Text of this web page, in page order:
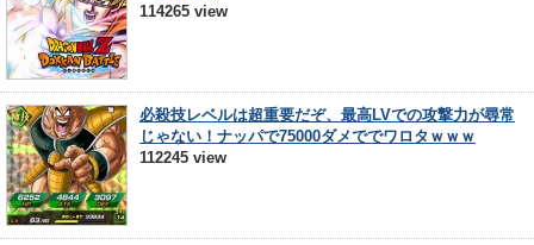
114265 view
必殺技レベルは超重要だぞ、最高LVでの攻撃力が尋常
じゃない！ナッパで75000ダメででワロタｗｗｗ
112245 view